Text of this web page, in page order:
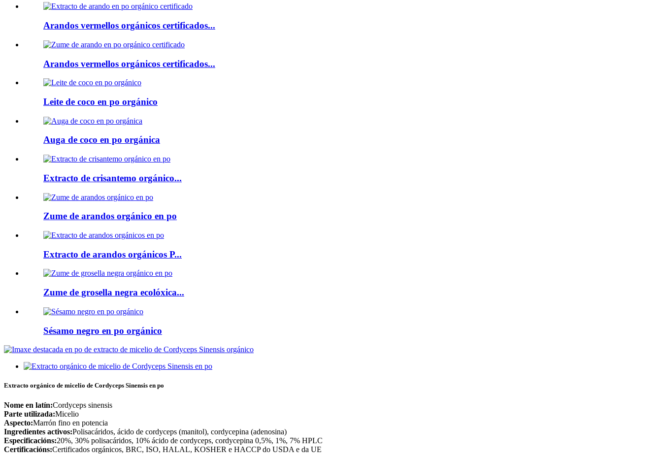
Arandos vermellos orgánicos certificados...
Arandos vermellos orgánicos certificados...
Leite de coco en po orgánico
Auga de coco en po orgánica
Extracto de crisantemo orgánico...
Zume de arandos orgánico en po
Extracto de arandos orgánicos P...
Zume de grosella negra ecolóxica...
Sésamo negro en po orgánico
Extracto orgánico de micelio de Cordyceps Sinensis en po
Nome en latín:Cordyceps sinensis
Parte utilizada:Micelio
Aspecto:Marrón fino en potencia
Ingredientes activos:Polisacáridos, ácido de cordyceps (manitol), cordycepina (adenosina)
Especificacións:20%, 30% polisacáridos, 10% ácido de cordyceps, cordycepina 0,5%, 1%, 7% HPLC
Certificacións:Certificados orgánicos, BRC, ISO, HALAL, KOSHER e HACCP do USDA e da UE